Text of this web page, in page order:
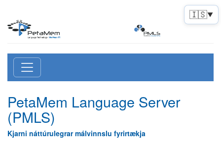
🇮🇸▼
PetaMem Language Server
(PMLS)
Kjarni náttúrulegrar málvinnslu fyrirtækja